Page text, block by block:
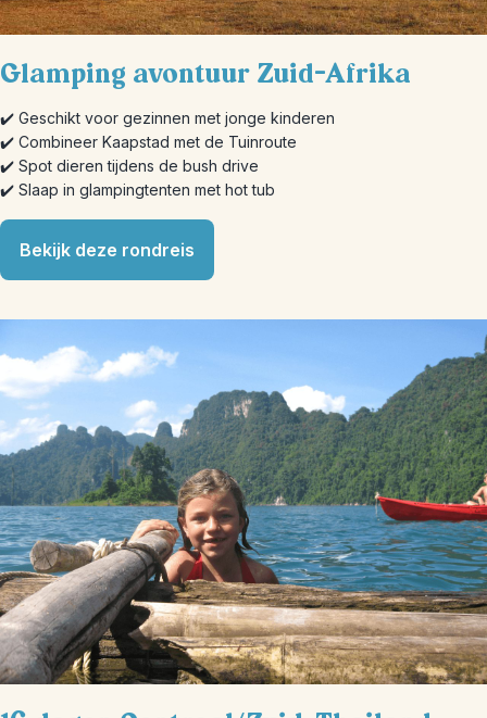
Glamping avontuur Zuid-Afrika
✔️ Geschikt voor gezinnen met jonge kinderen
✔️ Combineer Kaapstad met de Tuinroute
✔️ Spot dieren tijdens de bush drive
✔️ Slaap in glampingtenten met hot tub
Bekijk deze rondreis